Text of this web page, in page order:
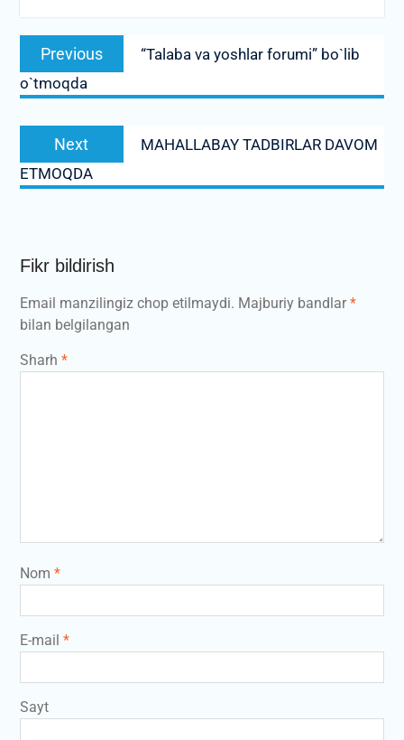
Post
menyusi
Previous
Previous
post:
“Talaba va yoshlar forumi” bo`lib
o`tmoqda
Next
post:
MAHALLABAY TADBIRLAR DAVOM
ETMOQDA
Fikr bildirish
Email manzilingiz chop etilmaydi. Majburiy bandlar*
bilan belgilangan
Sharh *
Nom *
E-mail *
Sayt